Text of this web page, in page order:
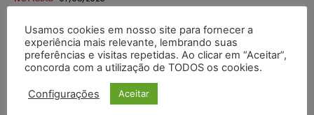
STF amplia isenção de IBS e CBS na compra de veículos
novos para pessoas com deficiência e autistas de todos os
níveis
Usamos cookies em nosso site para fornecer a
experiência mais relevante, lembrando suas
preferências e visitas repetidas. Ao clicar em “Aceitar”,
concorda com a utilização de TODOS os cookies.
Configurações Aceitar